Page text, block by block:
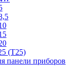
(T25)
панели приборов